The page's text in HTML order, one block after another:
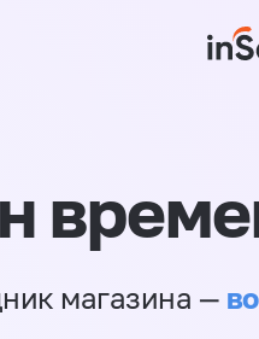
магазина —